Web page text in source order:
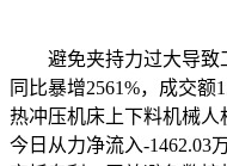
避免夹持力过大导致
同比暴增2561%，成交
热冲压机床上下料机械人
今日从力净流入-1462.03